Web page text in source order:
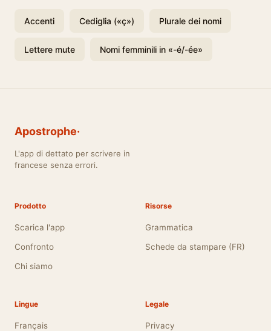
Accenti Cediglia («ç») Plurale dei nomi
Lettere mute Nomi femminili in «-é/-ée»
Apostrophe·
L'app di dettato per scrivere in
francese senza errori.
Prodotto
Scarica l'app
Confronto
Chi siamo
Risorse
Grammatica
Schede da stampare (FR)
Lingue
Français
Legale
Privacy